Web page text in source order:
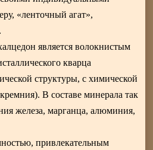
«ленточный агат»,
является волокнистым
кварца
структуры, с химической
В составе минерала так
железа, марганца, алюминия,
привлекательным